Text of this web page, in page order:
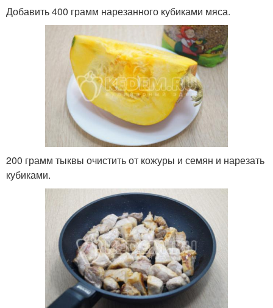
Добавить 400 грамм нарезанного кубиками мяса.
200 грамм тыквы очистить от кожуры и семян и нарезать
кубиками.